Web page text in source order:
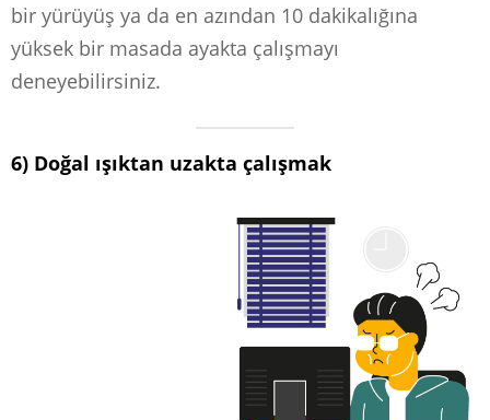
bir yürüyüş ya da en azından 10 dakikalığına
yüksek bir masada ayakta çalışmayı
deneyebilirsiniz.
6) Doğal ışıktan uzakta çalışmak